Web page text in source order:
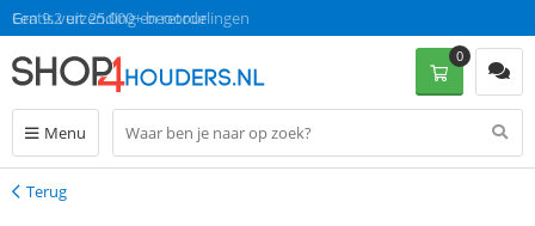
Gratis verzending en retour
Een 9.2 uit 25.000+ beoordelingen
Menu
0
Terug
Terug